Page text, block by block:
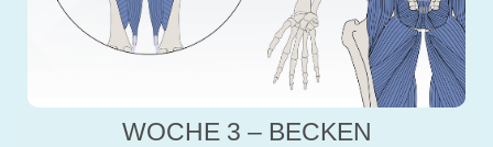
WOCHE 3 – BECKEN